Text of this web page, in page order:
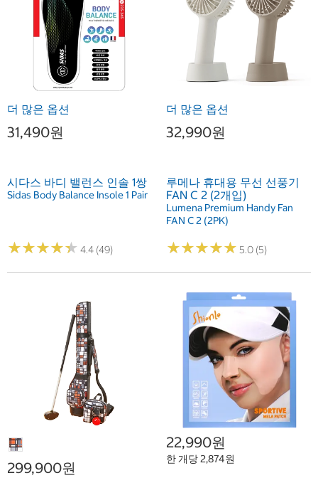
더 많은 옵션
31,490원
시다스 바디 밸런스 인솔 1쌍
Sidas Body Balance Insole 1 Pair
★★★★★
★★★★★ 4.4 (49)
더 많은 옵션
32,990원
루메나 휴대용 무선 선풍기
FAN C 2 (2개입)
Lumena Premium Handy Fan
FAN C 2 (2PK)
★★★★★
★★★★★ 5.0 (5)
299,900원
22,990원
한 개당 2,874원